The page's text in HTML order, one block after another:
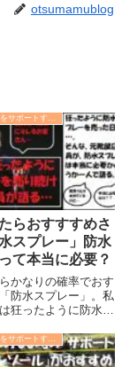
otsumamublog
らおすすすめさ
スプレー」防水
て本当に必要？
かなりの確率でおす
防水スプレー」。私
狂ったように防水ス
際に防水スプレーは
のかどうかを、狂っ